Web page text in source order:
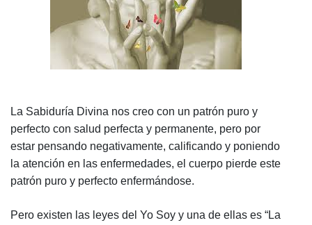
La Sabiduría Divina nos creo con un patrón puro y
perfecto con salud perfecta y permanente, pero por
estar pensando negativamente, calificando y poniendo
la atención en las enfermedades, el cuerpo pierde este
patrón puro y perfecto enfermándose.
Pero existen las leyes del Yo Soy y una de ellas es “La